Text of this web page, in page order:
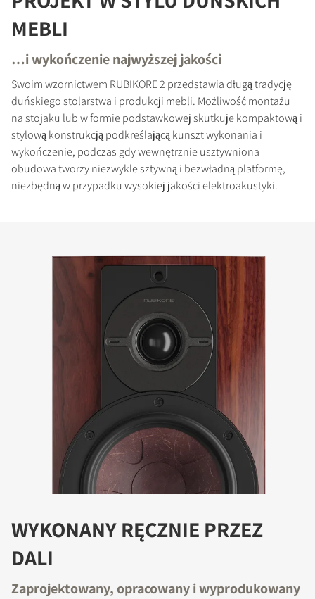
MEBLI
…i wykończenie najwyższej jakości
Swoim wzornictwem RUBIKORE 2 przedstawia długą tradycję
duńskiego stolarstwa i produkcji mebli. Możliwość montażu
na stojaku lub w formie podstawkowej skutkuje kompaktową i
stylową konstrukcją podkreślającą kunszt wykonania i
wykończenie, podczas gdy wewnętrznie usztywniona
obudowa tworzy niezwykle sztywną i bezwładną platformę,
niezbędną w przypadku wysokiej jakości elektroakustyki.
WYKONANY RĘCZNIE PRZEZ
DALI
Zaprojektowany, opracowany i wyprodukowany